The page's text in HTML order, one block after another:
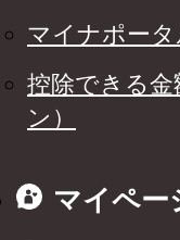
マイナポー
控除できる金
ン）
マイペー